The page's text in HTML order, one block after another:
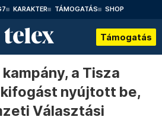
KARAKTER TÁMOGATÁS SHOP
Támogatás
a Tisza
nyújtott be,
Választási